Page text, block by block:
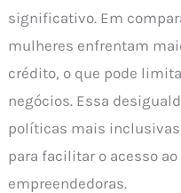
significativo. Em
mulheres enfrentam
crédito, o que pode
negócios. Essa
políticas mais
para facilitar o acesso
empreendedoras.